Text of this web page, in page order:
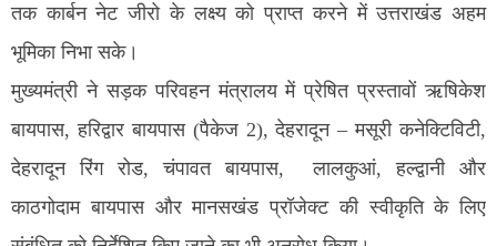
तक कार्बन नेट जीरो के लक्ष्य को प्राप्त करने में उत्तराखंड अहम
भूमिका निभा सके।
मुख्यमंत्री ने सड़क परिवहन मंत्रालय में प्रेषित प्रस्तावों ऋषिकेश
बायपास, हरिद्वार बायपास (पैकेज 2), देहरादून – मसूरी कनेक्टिविटी,
देहरादून रिंग रोड, चंपावत बायपास, लालकुआं, हल्द्वानी और
काठगोदाम बायपास और मानसखंड प्रॉजेक्ट की स्वीकृति के लिए